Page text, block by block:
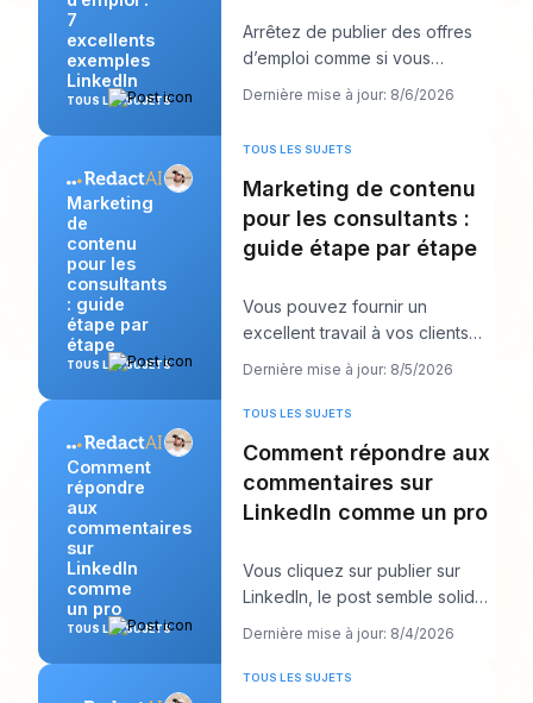
7
excellents
exemples
LinkedIn
TOUS LES SUJETS
Arrêtez de publier des offres
d’emploi comme si vous
remplissiez des formulaires et
commencez à les
Dernière mise à jour: 8/6/2026
Marketing
de
contenu
pour les
consultants
: guide
étape par
étape
TOUS LES SUJETS
TOUS LES SUJETS
Marketing de contenu
pour les consultants :
guide étape par étape
Vous pouvez fournir un
excellent travail à vos clients
tout en vous sentant
étrangement invisible en
Dernière mise à jour: 8/5/2026
Comment
répondre
aux
commentaires
sur
LinkedIn
comme
un pro
TOUS LES SUJETS
TOUS LES SUJETS
Comment répondre aux
commentaires sur
LinkedIn comme un pro
Vous cliquez sur publier sur
LinkedIn, le post semble solide,
puis le vrai travail commence.
Dernière mise à jour: 8/4/2026
TOUS LES SUJETS